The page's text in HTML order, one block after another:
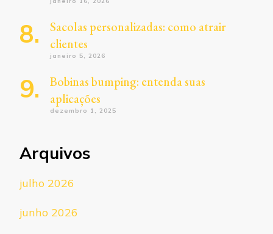
Sacolas personalizadas: como atrair
clientes
janeiro 5, 2026
Bobinas bumping: entenda suas
aplicações
dezembro 1, 2025
Arquivos
julho 2026
junho 2026